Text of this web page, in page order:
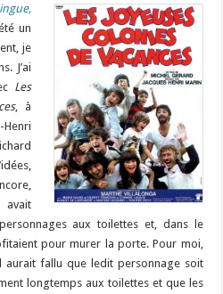
un
je
J’ai
Les
, à
aux toilettes et, dans le
pour murer la porte. Pour moi,
aurait fallu que ledit personnage soit
longtemps aux toilettes et que les